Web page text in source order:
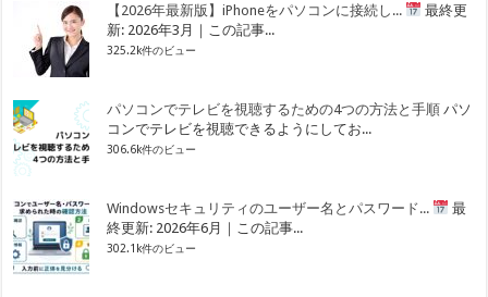
【2026年最新版】iPhoneをパソコンに接続し...
最終更
新: 2026年3月｜この記事...
325.2k件のビュー
パソコンでテレビを視聴するための4つの方法と手順 パソ
コンでテレビを視聴できるようにしてお...
306.6k件のビュー
Windowsセキュリティのユーザー名とパスワード...
最
終更新: 2026年6月｜この記事...
302.1k件のビュー